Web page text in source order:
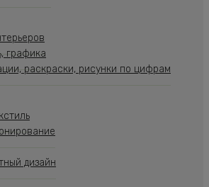
графика
раскраски, рисунки по цифрам
дизайн